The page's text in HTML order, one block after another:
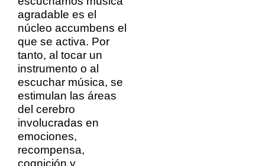
agradable es el
núcleo accumbens el
que se activa. Por
tanto, al tocar un
instrumento o al
escuchar música, se
estimulan las áreas
del cerebro
involucradas en
emociones,
recompensa,
cognición y